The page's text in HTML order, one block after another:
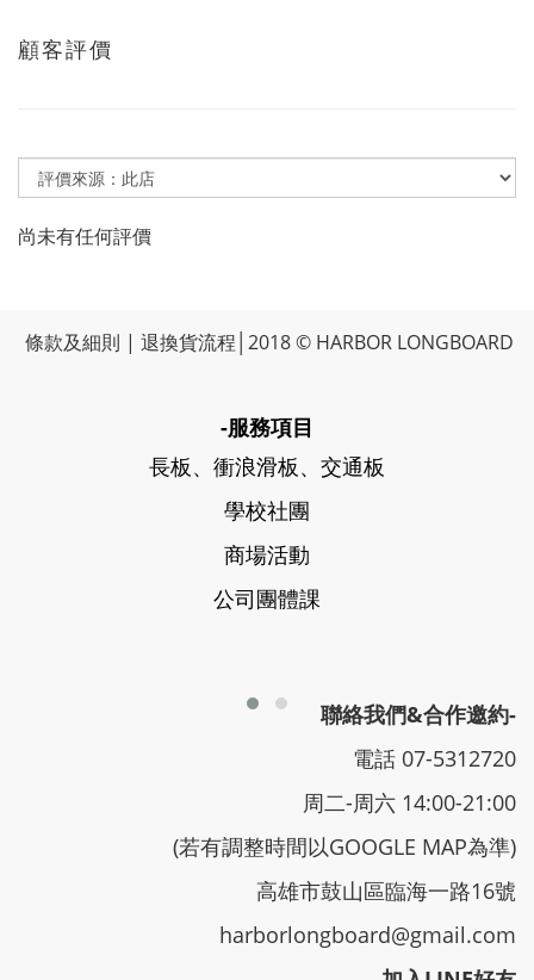
顧客評價
尚未有任何評價
條款及細則 | 退換貨流程 │2018 © HARBOR LONGBOARD
-服務項目
長板、衝浪滑板、交通板
學校社團
商場活動
公司團體課
聯絡我們&合作邀約-
電話 07-5312720
周二-周六 14:00-21:00
(若有調整時間以GOOGLE MAP為準)
高雄市鼓山區臨海一路16號
harborlongboard@gmail.com